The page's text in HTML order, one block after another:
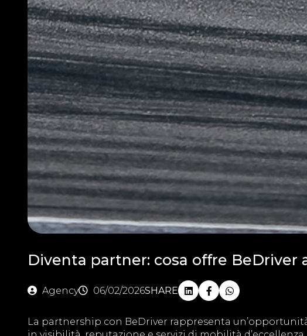
Diventa partner: cosa offre BeDriver
Agency 06/02/2026SHARE
La partnership con BeDriver rappresenta